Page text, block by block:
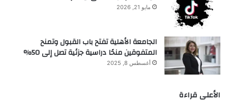
مايو 21, 2026
الجامعة الأهلية تفتح باب القبول وتمنح
المتفوقين منحًا دراسية جزئية تصل إلى 50%
أغسطس 8, 2025
الأعلى قراءة